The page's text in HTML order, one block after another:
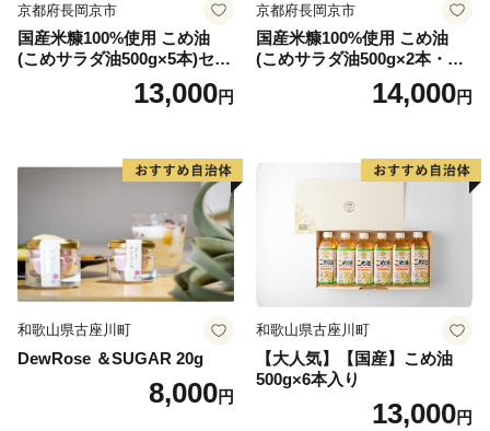
京都府長岡京市
国産米糠100%使用 こめ油
(こめサラダ油500g×5本)セッ
13,000円
京都府長岡京市
国産米糠100%使用 こめ油
(こめサラダ油500g×2本・こ
め胚芽油500g×3本)セット [1
14,000円
和歌山県古座川町
DewRose ＆SUGAR 20g
8,000円
和歌山県古座川町
【大人気】【国産】こめ油
500g×6本入り
13,000円